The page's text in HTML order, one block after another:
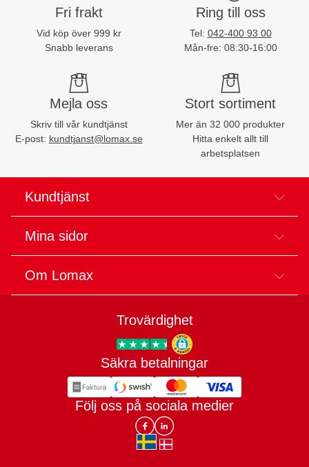
Fri frakt
Vid köp över 999 kr
Snabb leverans
Ring till oss
Tel: 042-400 93 00
Mån-fre: 08:30-16:00
Mejla oss
Skriv till vår kundtjänst
E-post: kundtjanst@lomax.se
Stort sortiment
Mer än 32 000 produkter
Hitta enkelt allt till
arbetsplatsen
Kundtjänst
Mina sidor
Om Lomax
Trovärdighet
Trygg E-handel
Säkra betalningar
Följ oss på sociala medier
Lomax DK Facebook
Lomax SE LinkIn
sv-SEda-DK